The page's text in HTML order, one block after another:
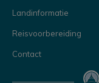
Landinformatie
Reisvoorbereiding
Contact